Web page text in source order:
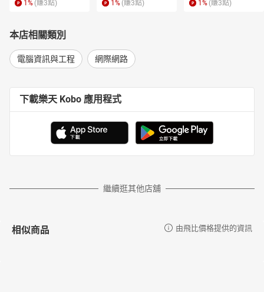
1 % (賺3點) 1 % (賺3點) 1 % (賺3點)
本店相關類別
電腦資訊與工程 網際網路
下載樂天 Kobo 應用程式
繼續逛其他店舖
相似商品 由飛比價格提供的資訊